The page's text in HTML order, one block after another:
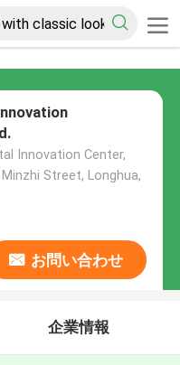
Innovation Center,
Street, Longhua,
お問い合わせ
企業情報